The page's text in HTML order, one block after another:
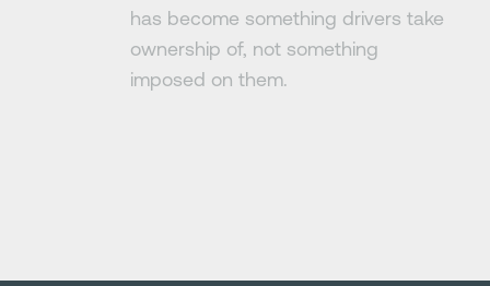
has become something drivers take
ownership of, not something
imposed on them.